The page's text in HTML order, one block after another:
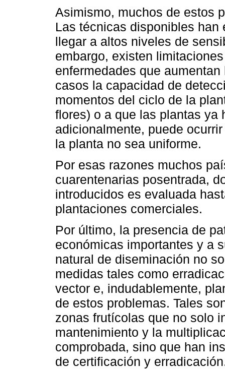
Asimismo, muchos de estos
Las técnicas disponibles
llegar a altos niveles de
embargo, existen
enfermedades que
casos la capacidad de
momentos del ciclo de la
flores) o a que las plantas ya
adicionalmente, puede
la planta no sea uniforme.
Por esas razones muchos
cuarentenarias posentrada,
introducidos es evaluada
plantaciones comerciales.
Por último, la presencia de
económicas importantes y a
natural de diseminación no
medidas tales como
vector e, indudablemente,
de estos problemas. Tales
zonas frutícolas que no solo
mantenimiento y la
comprobada, sino que han
de certificación y